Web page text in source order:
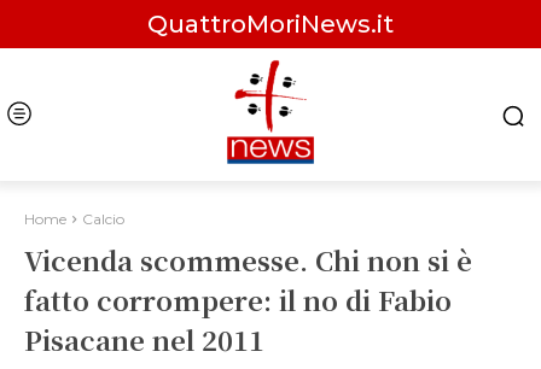
QuattroMoriNews.it
Home Calcio
Vicenda scommesse. Chi non si è
fatto corrompere: il no di Fabio
Pisacane nel 2011